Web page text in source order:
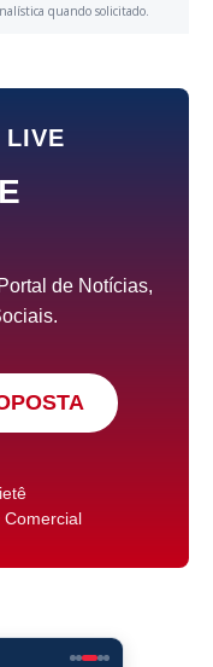
quando solicitado.
LIVE
de Notícias,
Comercial